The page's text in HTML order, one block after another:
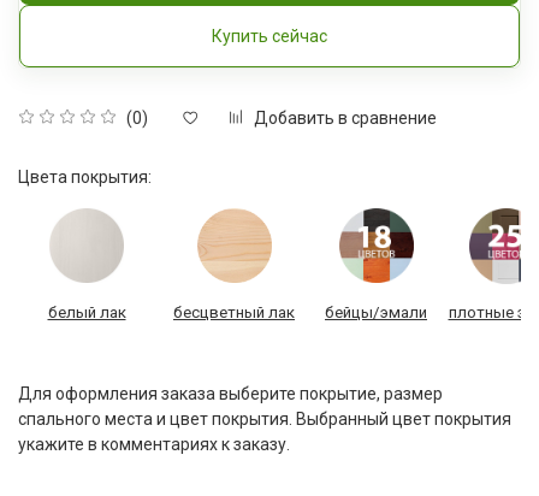
(0) Добавить в сравнение
Купить сейчас
Цвета покрытия:
белый лак бесцветный лак бейцы/эмали плотные
Для оформления заказа выберите покрытие, размер
спального места и цвет покрытия. Выбранный цвет покрытия
укажите в комментариях к заказу.